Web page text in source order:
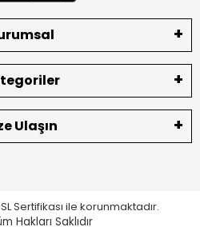
Ulaşın
Sertifikası ile korunmaktadır.
Hakları Saklıdır